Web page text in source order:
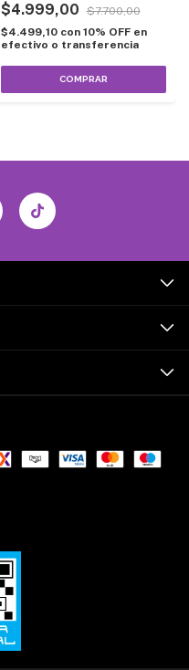
$4.999,00
$7.700,00
$4.499,10 con 10% OFF en
efectivo o transferencia